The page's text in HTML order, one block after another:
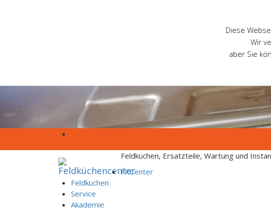
Feldküchen, Ersatzteile, Wartung und
FKCenter
Feldküchen
Service
Akademie
Diese
Wir
aber Sie